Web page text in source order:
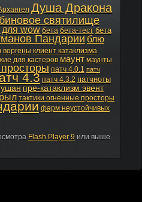
Душа Дракона
святилище
wow бета бета-тест бета
Пандарии блю
воргены клиент катаклизма
для кастеров маунт маунты
патч 4.0.1 патч
4.3 патч 4.3.2 патчноты
пре-катаклизм эвент
тактики огненные просторы
фарм неустойчивых
Flash Player 9 или выше.